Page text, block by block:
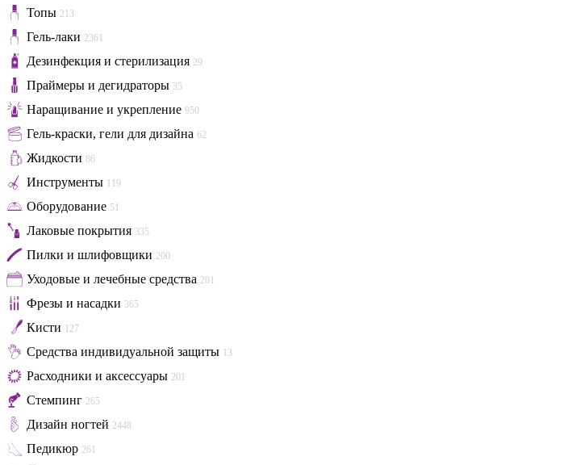
Топы 213
Гель-лаки 2361
Дезинфекция и стерилизация 29
Праймеры и дегидраторы 35
Наращивание и укрепление 950
Гель-краски, гели для дизайна 62
Жидкости 86
Инструменты 119
Оборудование 51
Лаковые покрытия 335
Пилки и шлифовщики 200
Уходовые и лечебные средства 201
Фрезы и насадки 365
Кисти 127
Средства индивидуальной защиты 13
Расходники и аксессуары 201
Стемпинг 265
Дизайн ногтей 2448
Педикюр 261